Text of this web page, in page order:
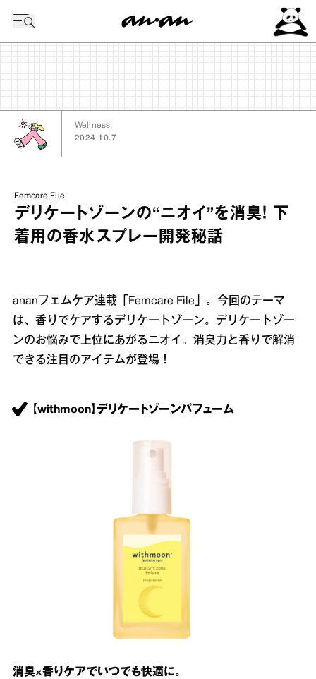
Wellness
2024.10.7
Femcare File
デリケートゾーンの“ニオイ”を消臭！ 下
着用の香水スプレー開発秘話
ananフェムケア連載「Femcare File」。今回のテーマ
は、香りでケアするデリケートゾーン。デリケートゾー
ンのお悩みで上位にあがるニオイ。消臭力と香りで解消
できる注目のアイテムが登場！
【withmoon】デリケートゾーンパフューム
消臭×香りケアでいつでも快適に。